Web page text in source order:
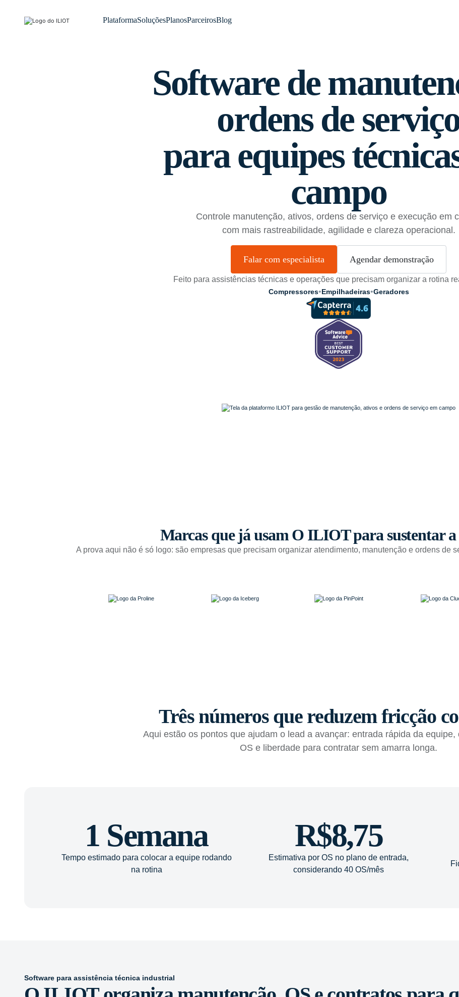
PlataformaSoluçõesPlanosParceirosBlog
Software de
ordens de
para equipes
campo
Controle manutenção, ativos, ordens de serviço e execução em
com mais rastreabilidade, agilidade e clareza operacional.
Falar com especialista Agendar demonstração
Feito para assistências técnicas e operações que precisam organizar a rotina
Compressores•Empilhadeiras•Geradores
Marcas que já usam O ILIOT para sustentar a
A prova aqui não é só logo: são empresas que precisam organizar atendimento, manutenção e ordens de
Três números que reduzem fricção
Aqui estão os pontos que ajudam o lead a avançar: entrada rápida da equipe,
OS e liberdade para contratar sem amarra longa.
1 Semana
Tempo estimado para colocar a equipe rodando
na rotina
R$8,75
Estimativa por OS no plano de entrada,
considerando 40 OS/mês
Software para assistência técnica industrial